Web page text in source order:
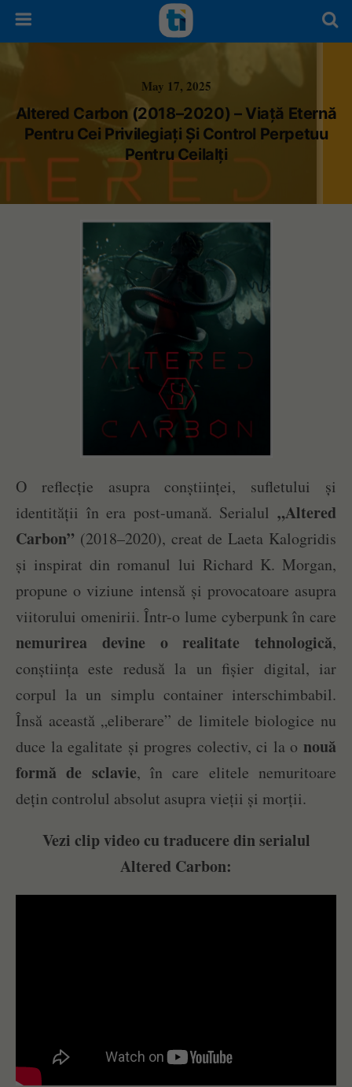
May 17, 2025
Altered Carbon (2018–2020) – Viață Eternă
Pentru Cei Privilegiați Și Control Perpetuu
Pentru Ceilalți
O reflecție asupra conștiinței, sufletului și
identității în era post-umană. Serialul „Altered
Carbon” (2018–2020), creat de Laeta Kalogridis
și inspirat din romanul lui Richard K. Morgan,
propune o viziune intensă și provocatoare asupra
viitorului omenirii. Într-o lume cyberpunk în care
nemurirea devine o realitate tehnologică,
conștiința este redusă la un fișier digital, iar
corpul la un simplu container interschimbabil.
Însă această „eliberare” de limitele biologice nu
duce la egalitate și progres colectiv, ci la o nouă
formă de sclavie, în care elitele nemuritoare
dețin controlul absolut asupra vieții și morții.
Vezi clip video cu traducere din serialul
Altered Carbon: